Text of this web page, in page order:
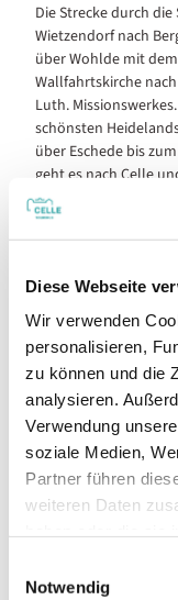
Diese Webseite
Wir verwenden
personalisieren,
zu können und die
analysieren.
Verwendung
soziale Medien,
Partner führen
weiteren Daten
Notwendig
Die Strecke durch
Wietzendorf nach
über Wohlde mit
Wallfahrtskirche
Luth.
schönsten
über Eschede bis zum
geht es nach Celle
Wietze aus dem
Mandelsloh zum
Weitere Infos /
Zahlreiche Kirchen
unterwegs zur
Hermannsburg
(Kontakt: Ludwig-
Hermannsburg, Tel.:
Autor:in
Stadt Celle -